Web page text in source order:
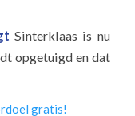
Sinterklaas is nu
opgetuigd en dat